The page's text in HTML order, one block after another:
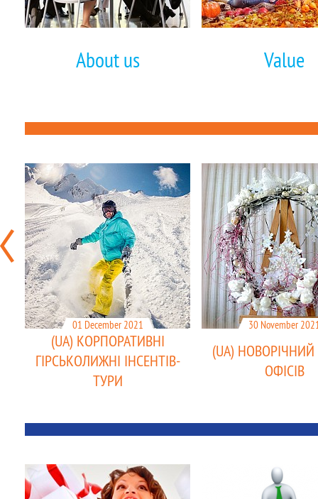
About us Value
(UA) КОРПОРАТИВНІ
ГІРСЬКОЛИЖНІ ІНСЕНТІВ-
ТУРИ
01 December 2021
(UA)
ОФІСІВ
30 November